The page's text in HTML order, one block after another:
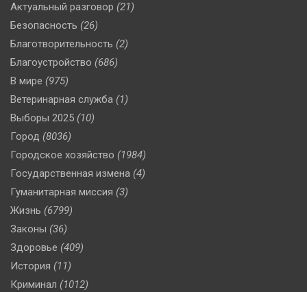
Актуальный разговор (21)
Безопасность (26)
Благотворительность (2)
Благоустройство (686)
В мире (975)
Ветеринарная служба (1)
Выборы 2025 (10)
Город (8036)
Городское хозяйство (1984)
Государственная измена (4)
Гуманитарная миссия (3)
Жизнь (6799)
Законы (36)
Здоровье (409)
История (11)
Криминал (1012)